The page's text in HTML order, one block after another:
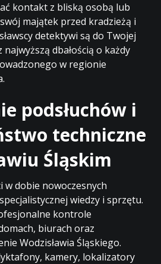
kontakt z bliską osobą lub
majątek przed kradzieżą i
detektywi są do Twojej
najwyższą dbałością o każdy
w regionie
podsłuchów i
techniczne
Śląskim
dobie nowoczesnych
wiedzy i sprzętu.
kontrole
biurach oraz
Wodzisławia Śląskiego.
kamery, lokalizatory